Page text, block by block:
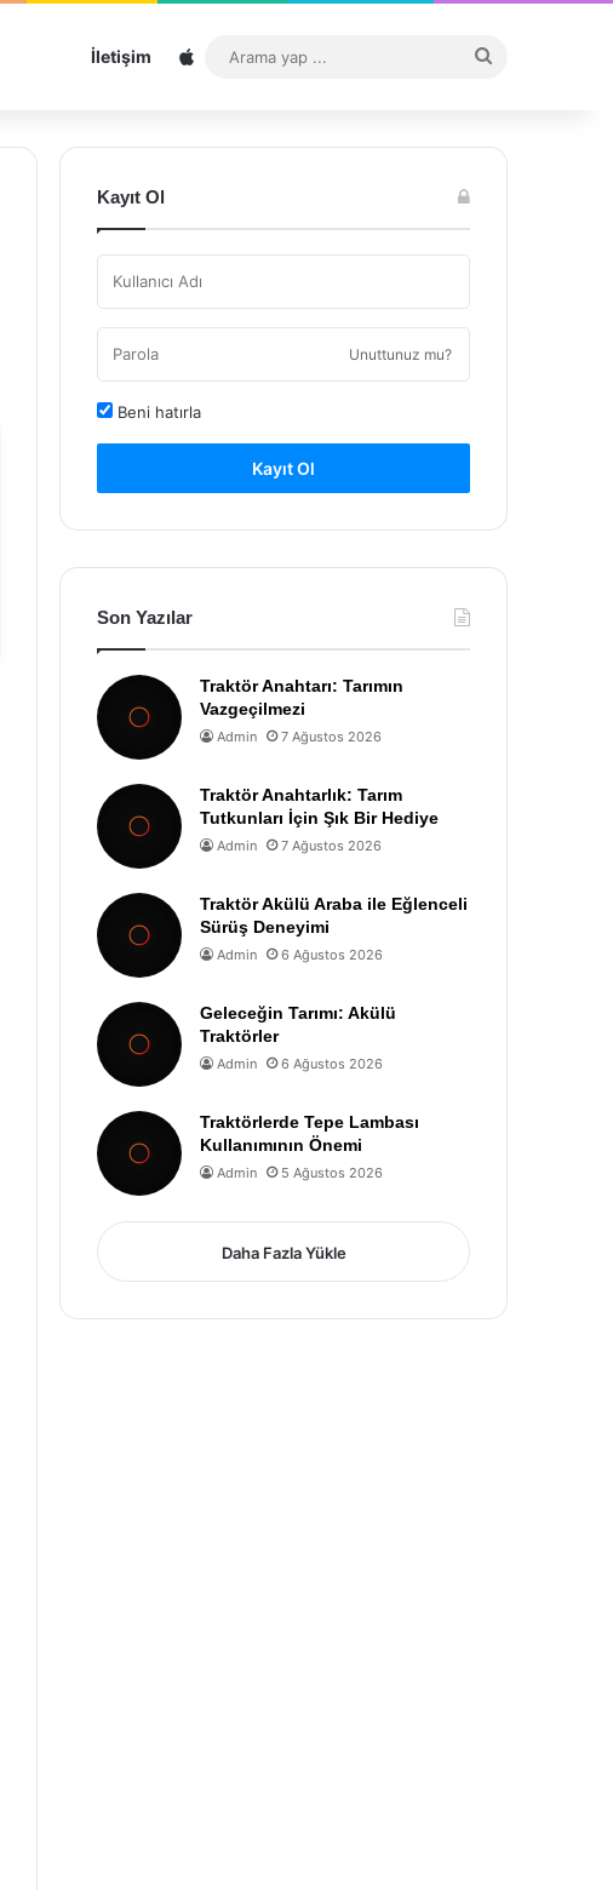
İletişim Sitemap
...
Kayıt Ol
Unuttunuz mu?
Beni hatırla
Kayıt Ol
Son Yazılar
Traktör Anahtarı: Tarımın
Vazgeçilmezi
Admin 7 Ağustos 2026
Traktör Anahtarlık: Tarım
Tutkunları İçin Şık Bir Hediye
Admin 7 Ağustos 2026
Traktör Akülü Araba ile Eğlenceli
Sürüş Deneyimi
Admin 6 Ağustos 2026
Geleceğin Tarımı: Akülü
Traktörler
Admin 6 Ağustos 2026
Traktörlerde Tepe Lambası
Kullanımının Önemi
Admin 5 Ağustos 2026
Daha Fazla Yükle